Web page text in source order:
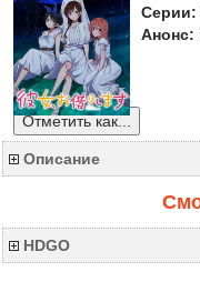
Серии:
Анонс:
Отметить как...
Описание
HDGO